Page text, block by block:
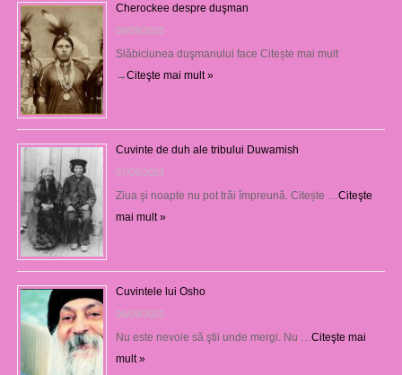
Cherockee despre duşman
08/09/2023
Slăbiciunea duşmanului face Citește mai mult
→Citeşte mai mult »
Cuvinte de duh ale tribului Duwamish
07/09/2023
Ziua şi noapte nu pot trăi împreună. Citește … Citeşte
mai mult »
Cuvintele lui Osho
06/09/2023
Nu este nevoie să ştii unde mergi. Nu … Citeşte mai
mult »